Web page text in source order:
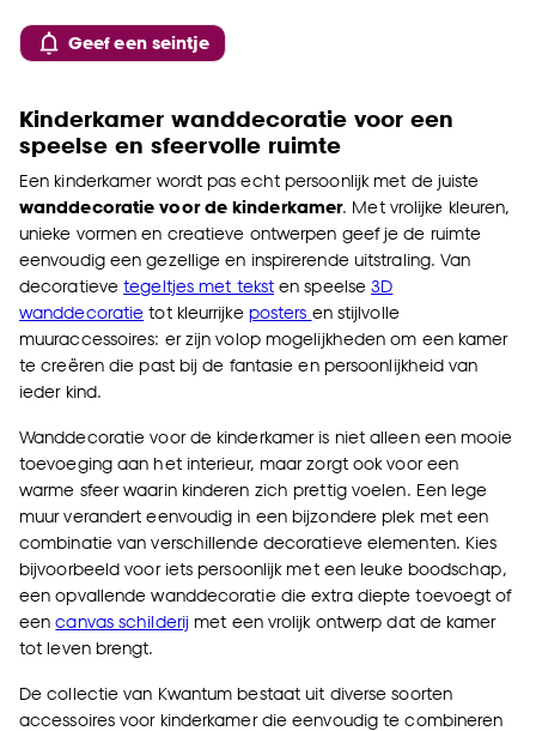
Geef een seintje
Kinderkamer wanddecoratie voor een
speelse en sfeervolle ruimte
Een kinderkamer wordt pas echt persoonlijk met de juiste
wanddecoratie voor de kinderkamer. Met vrolijke kleuren,
unieke vormen en creatieve ontwerpen geef je de ruimte
eenvoudig een gezellige en inspirerende uitstraling. Van
decoratievetegeltjes met teksten speelse3D
wanddecoratie tot kleurrijke posters en stijlvolle
muuraccessoires: er zijn volop mogelijkheden om een kamer
te creëren die past bij de fantasie en persoonlijkheid van
ieder kind.
Wanddecoratie voor de kinderkamer is niet alleen een mooie
toevoeging aan het interieur, maar zorgt ook voor een
warme sfeer waarin kinderen zich prettig voelen. Een lege
muur verandert eenvoudig in een bijzondere plek met een
combinatie van verschillende decoratieve elementen. Kies
bijvoorbeeld voor iets persoonlijk met een leuke boodschap,
een opvallende wanddecoratie die extra diepte toevoegt of
eencanvas schilderij met een vrolijk ontwerp dat de kamer
tot leven brengt.
De collectie van Kwantum bestaat uit diverse soorten
accessoires voor kinderkamer die eenvoudig te combineren